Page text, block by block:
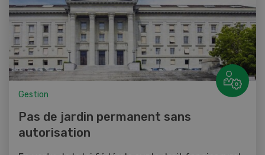
Gestion
Pas de jardin permanent sans
autorisation